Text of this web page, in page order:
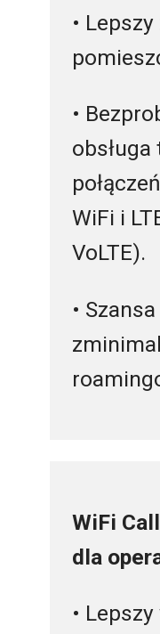
•
•
WiFi i
VoLTE).
•
WiFi
dla
•